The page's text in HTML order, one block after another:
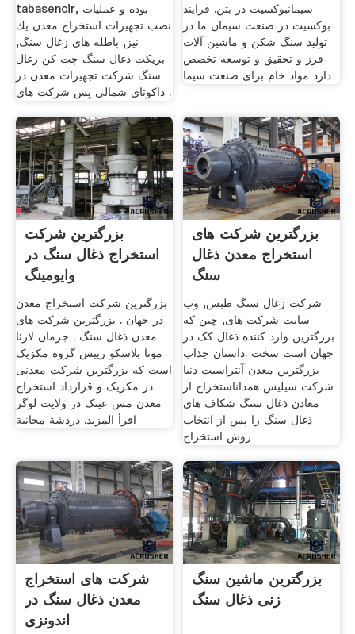
tabasencir, بوده و عملیات
نصب تجهیزات استخراج معدن یك
نیز, باطله های زغال سنگ,
بریکت ذغال سنگ چت کن زغال
سنگ شرکت تجهیزات معدن در
داکوتای شمالی پس شرکت های .
سیمانبوکسیت در بتن. فرایند
بوکسیت در صنعت سیمان ما در
تولید سنگ شکن و ماشین آلات
فرز و تحقیق و توسعه تخصص
دارد مواد خام برای صنعت سیما
بزرگترین شرکت
استخراج ذغال سنگ در
وایومینگ
بزرگترین شرکت استخراج معدن
در جهان . بزرگترین شرکت های
معدن ذغال سنگ . جرمان لارئا
موتا بلاسکو رییس گروه مکزیک
است که بزرگترین شرکت معدنی
در مکزیک و قرارداد استخراج
معدن مس عینک در ولایت لوگر
اقرأ المزيد. دردشة مجانية
بزرگترین شرکت های
استخراج معدن ذغال
سنگ
شرکت زغال سنگ طبس, وب
سایت شرکت های, چین که
بزرگترین وارد کننده ذغال کک در
جهان است سخت .داستان جذاب
بزرگترین معدن آنتراسیت دنیا
شرکت سیلیس همداناستخراج از
معادن ذغال سنگ شکاف های
ذغال سنگ را پس از انتخاب
روش استخراج
شرکت های استخراج
معدن ذغال سنگ در
اندونزی
بزرگترین ماشین سنگ
زنی ذغال سنگ